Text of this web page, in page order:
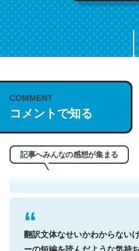
COMMENT
コメントで知る
記事へみんなの感想が集まる
これは名文。彼はとてもクレ
う。英語少しでも読める人は
れ好き。Let’s Fucking Go.
─今のこの状況が信じられるかい？
翻訳文体なせいかわからない
ーの短編を読んだような気持